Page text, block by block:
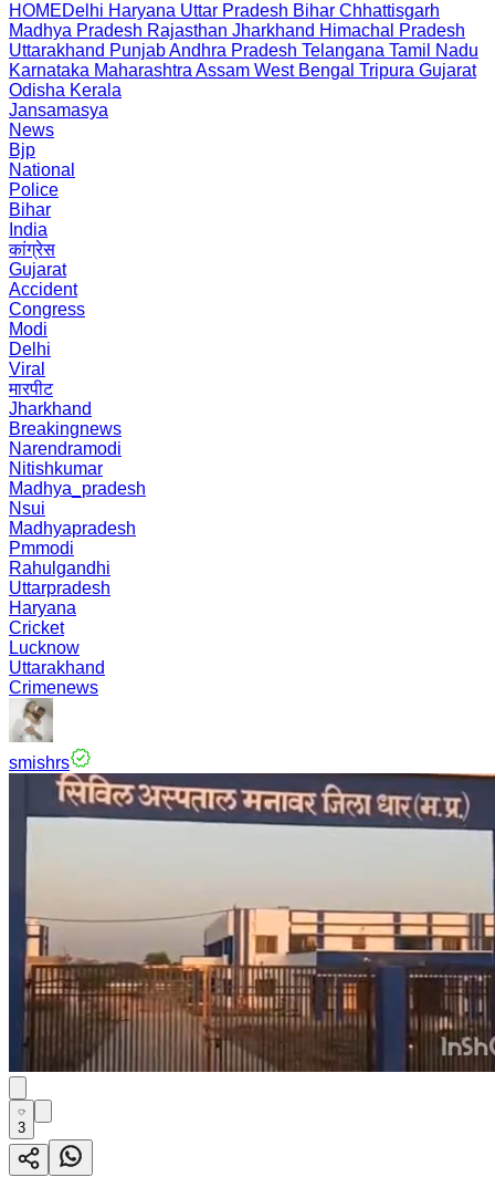
HOMEDelhi Haryana Uttar Pradesh Bihar Chhattisgarh
Madhya Pradesh Rajasthan Jharkhand Himachal Pradesh
Uttarakhand PunjabAndhra Pradesh Telangana Tamil Nadu
Karnataka Maharashtra Assam West Bengal Tripura Gujarat
Odisha Kerala
Jansamasya
News
Bjp
National
Police
Bihar
India
कांग्रेस
Gujarat
Accident
Congress
Modi
Delhi
Viral
मारपीट
Jharkhand
Breakingnews
Narendramodi
Nitishkumar
Madhya_pradesh
Nsui
Madhyapradesh
Pmmodi
Rahulgandhi
Uttarpradesh
Haryana
Cricket
Lucknow
Uttarakhand
Crimenews
smishrs
3